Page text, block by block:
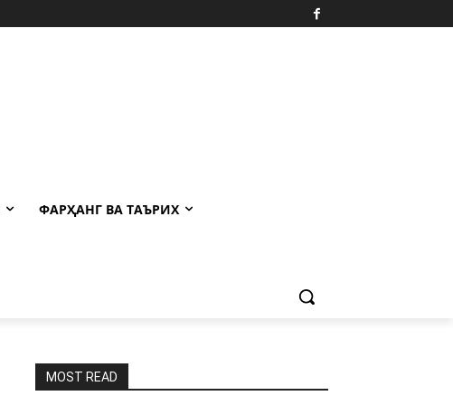
ФАРҲАНГ ВА ТАЪРИХ
MOST READ